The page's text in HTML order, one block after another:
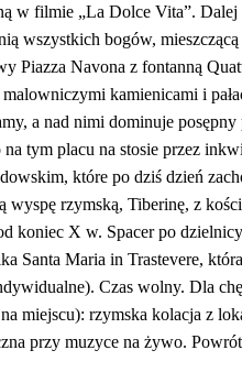
w filmie „La Dolce Vita”. Dalej
wszystkich bogów,
Piazza Navona z fontanną
kamienicami i
a nad nimi dominuje
tym placu na stosie przez
które po dziś dzień
wyspę rzymską, Tiberinę, z
koniec X w. Spacer po
Santa Maria in Trastevere,
Czas wolny. Dla
na miejscu): rzymska kolacja z
przy muzyce na żywo.